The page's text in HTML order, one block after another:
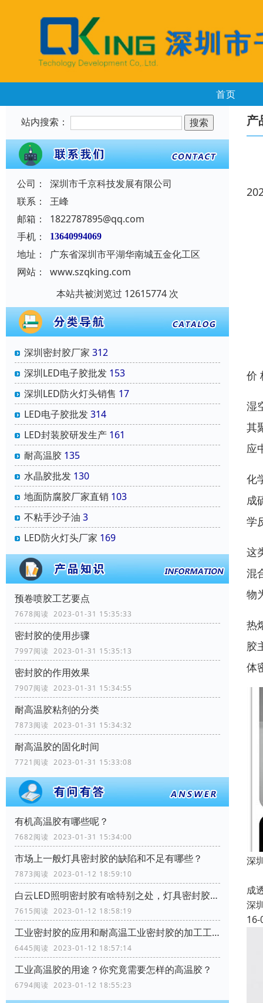
首页
站内搜索：
公司：
深圳市千京科技发展有限公司
联系：
王峰
邮箱：
1822787895@qq.com
手机：
13640994069
地址：
广东省深圳市平湖华南城五金化工区
网站：
www.szqking.com
本站共被浏览过 12615774 次
深圳密封胶厂家 312
深圳LED电子胶批发 153
深圳LED防火灯头销售 17
LED电子胶批发314
LED封装胶研发生产 161
耐高温胶 135
水晶胶批发 130
地面防腐胶厂家直销 103
不粘手沙子油 3
LED防火灯头厂家 169
预卷喷胶工艺要点
7678阅读 2023-01-31 15:35:33
密封胶的使用步骤
7997阅读 2023-01-31 15:35:13
密封胶的作用效果
7907阅读 2023-01-31 15:34:55
耐高温胶粘剂的分类
7873阅读 2023-01-31 15:34:32
耐高温胶的固化时间
7721阅读 2023-01-31 15:33:08
有机高温胶有哪些呢？
7682阅读 2023-01-31 15:34:00
市场上一般灯具密封胶的缺陷和不足有哪些？
7873阅读 2023-01-12 18:59:10
白云LED照明密封胶有啥特别之处，灯具密封胶需要哪些性能？
7615阅读 2023-01-12 18:58:19
工业密封胶的应用和耐高温工业密封胶的加工工艺流程？
6445阅读 2023-01-12 18:57:14
工业高温胶的用途？你究竟需要怎样的高温胶？
6794阅读 2023-01-12 18:55:23
产
价
湿
其
应
化
成
学
这
混
物
热
胶
体
深
成
深
16-